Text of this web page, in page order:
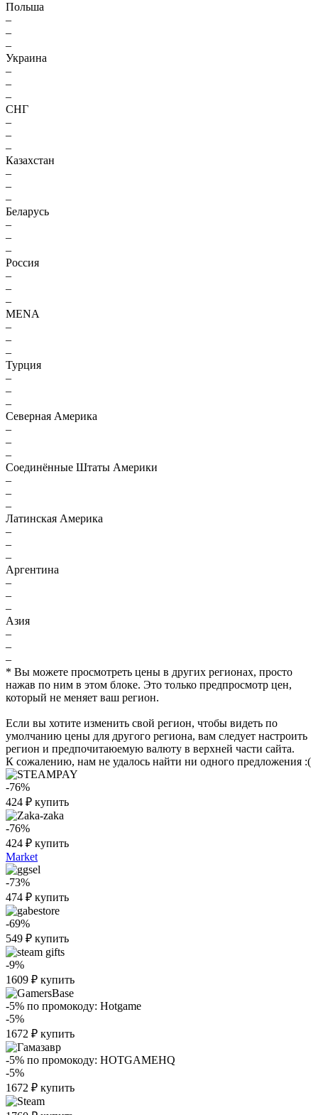
Польша
–
–
–
Украина
–
–
–
СНГ
–
–
–
Казахстан
–
–
–
Беларусь
–
–
–
Россия
–
–
–
MENA
–
–
–
Турция
–
–
–
Северная Америка
–
–
–
Соединённые Штаты Америки
–
–
–
Латинская Америка
–
–
–
Аргентина
–
–
–
Азия
–
–
–
* Вы можете просмотреть цены в других регионах, просто
нажав по ним в этом блоке. Это только предпросмотр цен,
который не меняет ваш регион.
Если вы хотите изменить свой регион, чтобы видеть по
умолчанию цены для другого региона, вам следует настроить
регион и предпочитаюемую валюту в верхней части сайта.
К сожалению, нам не удалось найти ни одного предложения :(
-76%
424 ₽ купить
-76%
424 ₽ купить
Market
-73%
474 ₽ купить
-69%
549 ₽ купить
-9%
1609 ₽ купить
-5% по промокоду: Hotgame
-5%
1672 ₽ купить
-5% по промокоду: HOTGAMEHQ
-5%
1672 ₽ купить